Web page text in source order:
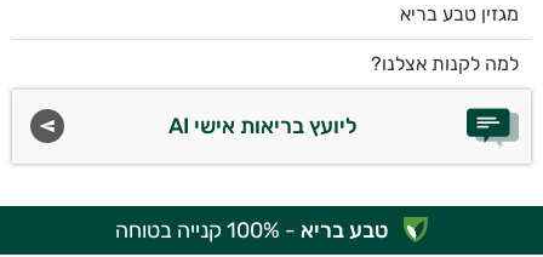
מגזין טבע בריא
למה לקנות אצלנו?
ליועץ בריאות אישי AI
טבע בריא - 100% קנייה בטוחה